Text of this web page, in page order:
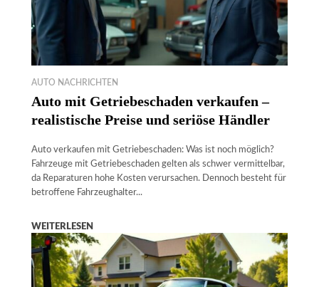
AUTO NACHRICHTEN
Auto mit Getriebeschaden verkaufen –
realistische Preise und seriöse Händler
Auto verkaufen mit Getriebeschaden: Was ist noch möglich?
Fahrzeuge mit Getriebeschaden gelten als schwer vermittelbar,
da Reparaturen hohe Kosten verursachen. Dennoch besteht für
betroffene Fahrzeughalter...
WEITERLESEN